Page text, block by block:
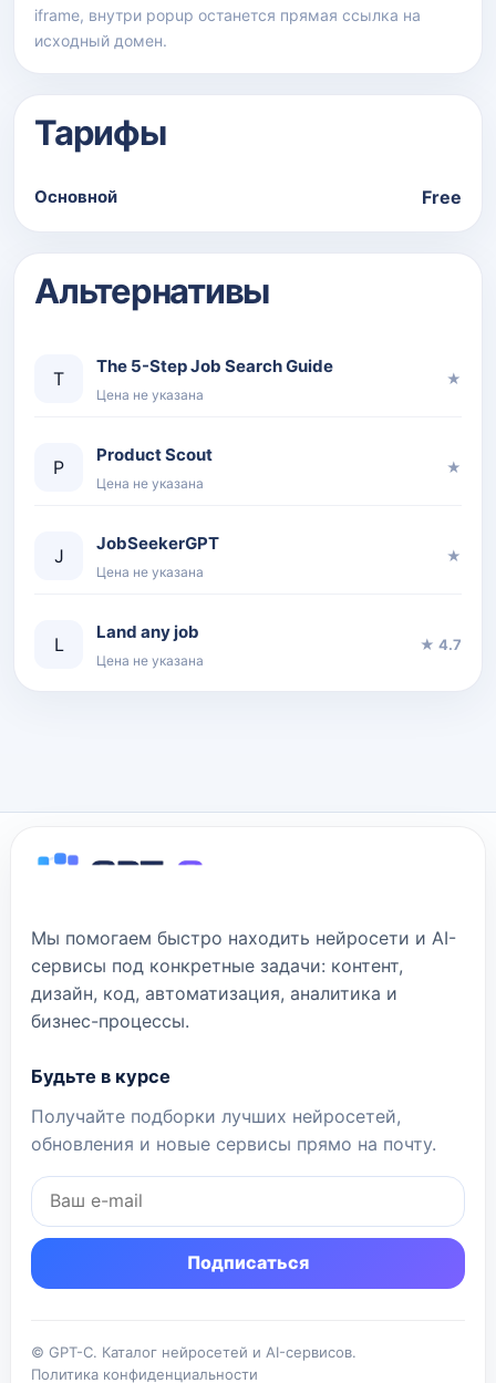
iframe, внутри popup останется прямая ссылка на
исходный домен.
Тарифы
Основной Free
Альтернативы
T
The 5-Step Job Search Guide
Цена не указана
★
P
Product Scout
Цена не указана
★
J
JobSeekerGPT
Цена не указана
★
L
Land any job
Цена не указана
★ 4.7
Мы помогаем быстро находить нейросети и AI-
сервисы под конкретные задачи: контент,
дизайн, код, автоматизация, аналитика и
бизнес-процессы.
Будьте в курсе
Получайте подборки лучших нейросетей,
обновления и новые сервисы прямо на почту.
Подписаться
© GPT-C. Каталог нейросетей и AI-сервисов.
Политика конфиденциальности